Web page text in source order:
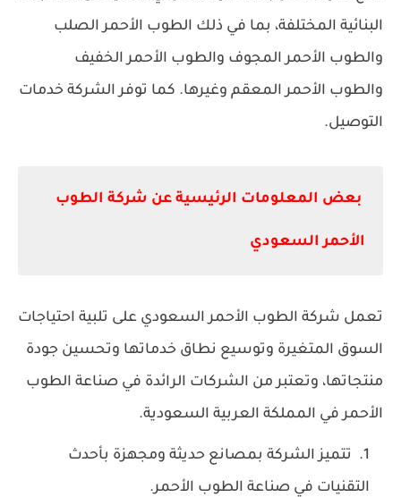
البنائية المختلفة، بما في ذلك الطوب الأحمر الصلب
والطوب الأحمر المجوف والطوب الأحمر الخفيف
والطوب الأحمر المعقم وغيرها. كما توفر الشركة خدمات
التوصيل.
بعض المعلومات الرئيسية عن شركة الطوب
الأحمر السعودي
تعمل شركة الطوب الأحمر السعودي على تلبية احتياجات
السوق المتغيرة وتوسيع نطاق خدماتها وتحسين جودة
منتجاتها، وتعتبر من الشركات الرائدة في صناعة الطوب
الأحمر في المملكة العربية السعودية.
تتميز الشركة بمصانع حديثة ومجهزة بأحدث
التقنيات في صناعة الطوب الأحمر.